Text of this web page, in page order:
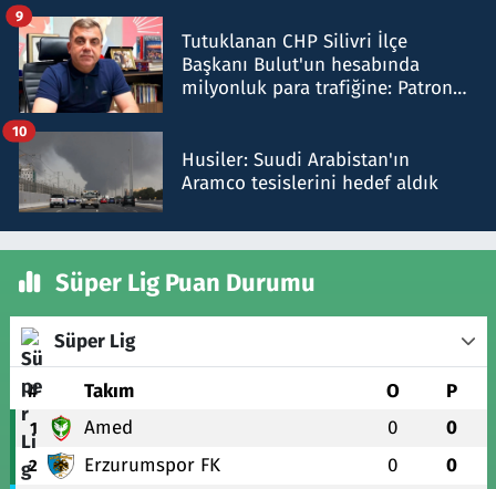
Tutuklanan CHP Silivri İlçe
Başkanı Bulut'un hesabında
milyonluk para trafiğine: Patron
9
Husiler: Suudi Arabistan'ın
Aramco tesislerini hedef aldık
10
Süper Lig Puan Durumu
Süper Lig
# Takım O P
1 Amed 0 0
2 Erzurumspor FK 0 0